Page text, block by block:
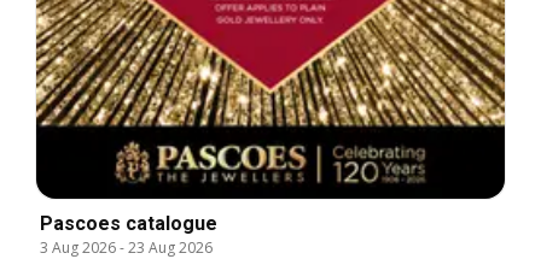
Pascoes catalogue
3 Aug 2026-23 Aug 2026